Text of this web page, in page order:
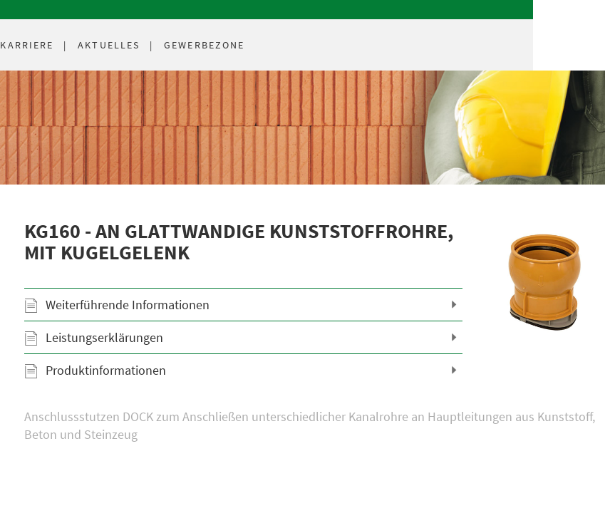
KARRIERE AKTUELLES GEWERBEZONE
KG160 - AN GLATTWANDIGE KUNSTSTOFFROHRE,
MIT KUGELGELENK
Weiterführende Informationen
Leistungserklärungen
Produktinformationen
Anschlussstutzen DOCK zum Anschließen unterschiedlicher Kanalrohre an Hauptleitungen aus Kunststoff,
Beton und Steinzeug